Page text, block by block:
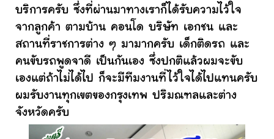
บริการครับ ซึ่งที่ผ่านมาทางเราก็ได้รับความไว้ใจ
จากลูกค้า ตามบ้าน คอนโด บริษัท เอกชน และ
สถานที่ราชการต่าง ๆ มามากครับ เด็กติดรถ และ
คนขับรถพูดจาดี เป็นกันเอง ซึ่งปกติแล้วผมจะขับ
เองแต่ถ้าไม่ได้ไป ก็จะมีทีมงานที่ไว้ใจได้ไปแทนครับ
ผมรับงานทุกเขตของกรุงเทพ ปริมณฑลและต่าง
จังหวัดครับ